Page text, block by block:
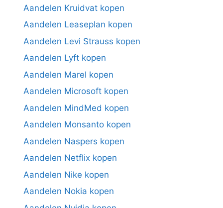
Aandelen Kruidvat kopen
Aandelen Leaseplan kopen
Aandelen Levi Strauss kopen
Aandelen Lyft kopen
Aandelen Marel kopen
Aandelen Microsoft kopen
Aandelen MindMed kopen
Aandelen Monsanto kopen
Aandelen Naspers kopen
Aandelen Netflix kopen
Aandelen Nike kopen
Aandelen Nokia kopen